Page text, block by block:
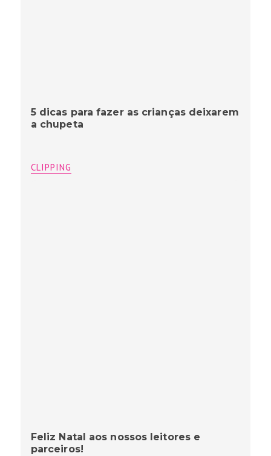
5 dicas para fazer as crianças deixarem
a chupeta
CLIPPING
Feliz Natal aos nossos leitores e
parceiros!